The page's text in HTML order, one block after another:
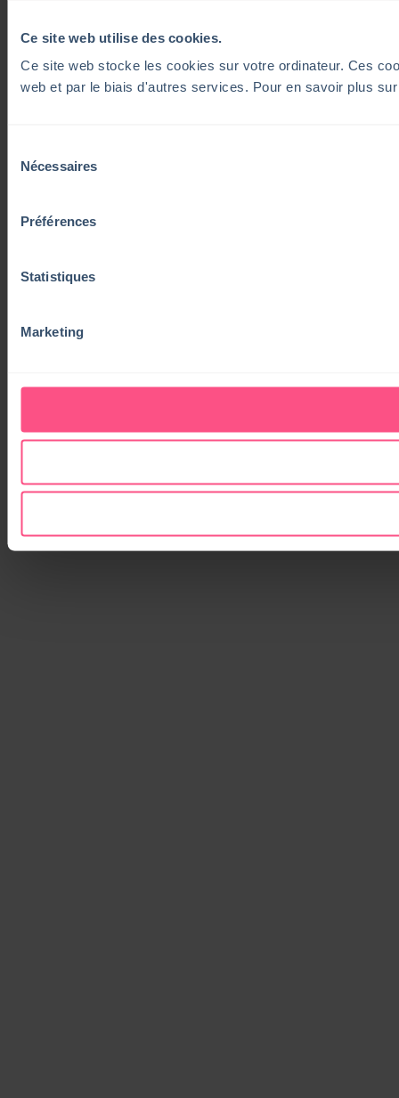
Ce site web utilise des cookies.
Ce site web stocke les cookies sur votre ordinateur. Ces
web et par le biais d'autres services. Pour en savoir plus
Nécessaires
Préférences
Statistiques
Marketing